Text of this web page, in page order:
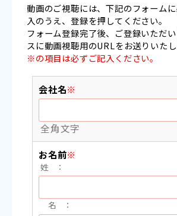
動画のご視聴には、下記のフォーム
入のうえ、登録を押してください。
フォーム登録完了後、ご登録いただ
スに動画視聴用のURLをお送りいたし
※の項目は必ずご記入ください。
会社名※
全角文字
お名前※
姓 ：
名 ：